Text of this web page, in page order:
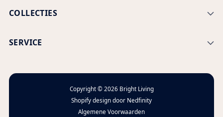
COLLECTIES
SERVICE
Copyright © 2026 Bright Living
Shopify design door Nedfinity
Algemene Voorwaarden